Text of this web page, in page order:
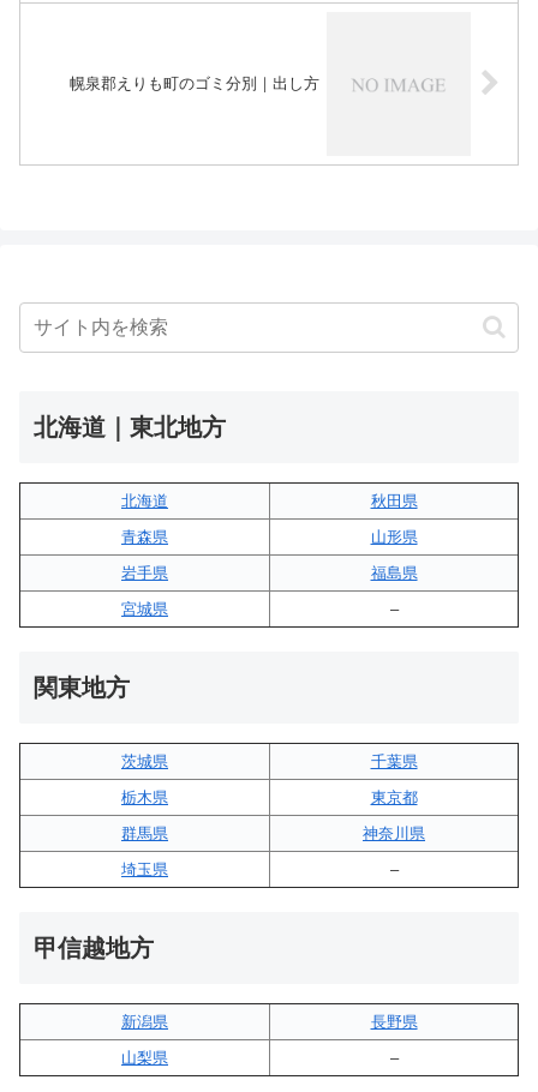
幌泉郡えりも町のゴミ分別｜出し方
北海道｜東北地方
北海道
秋田県
青森県
山形県
岩手県
福島県
宮城県
–
関東地方
茨城県
千葉県
栃木県
東京都
群馬県
神奈川県
埼玉県
–
甲信越地方
新潟県
長野県
山梨県
–